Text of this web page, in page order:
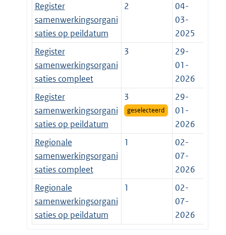
Register
samenwerkingsorgani
saties op peildatum
2
04-
03-
2025
Register
samenwerkingsorgani
saties compleet
3
29-
01-
2026
Register
samenwerkingsorgani
saties op peildatum
3
geselecteerd
29-
01-
2026
Regionale
samenwerkingsorgani
saties compleet
1
02-
07-
2026
Regionale
samenwerkingsorgani
saties op peildatum
1
02-
07-
2026